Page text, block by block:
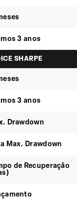
3 anos
SHARPE
3 anos
Drawdown
Max. Drawdown
de Recuperação